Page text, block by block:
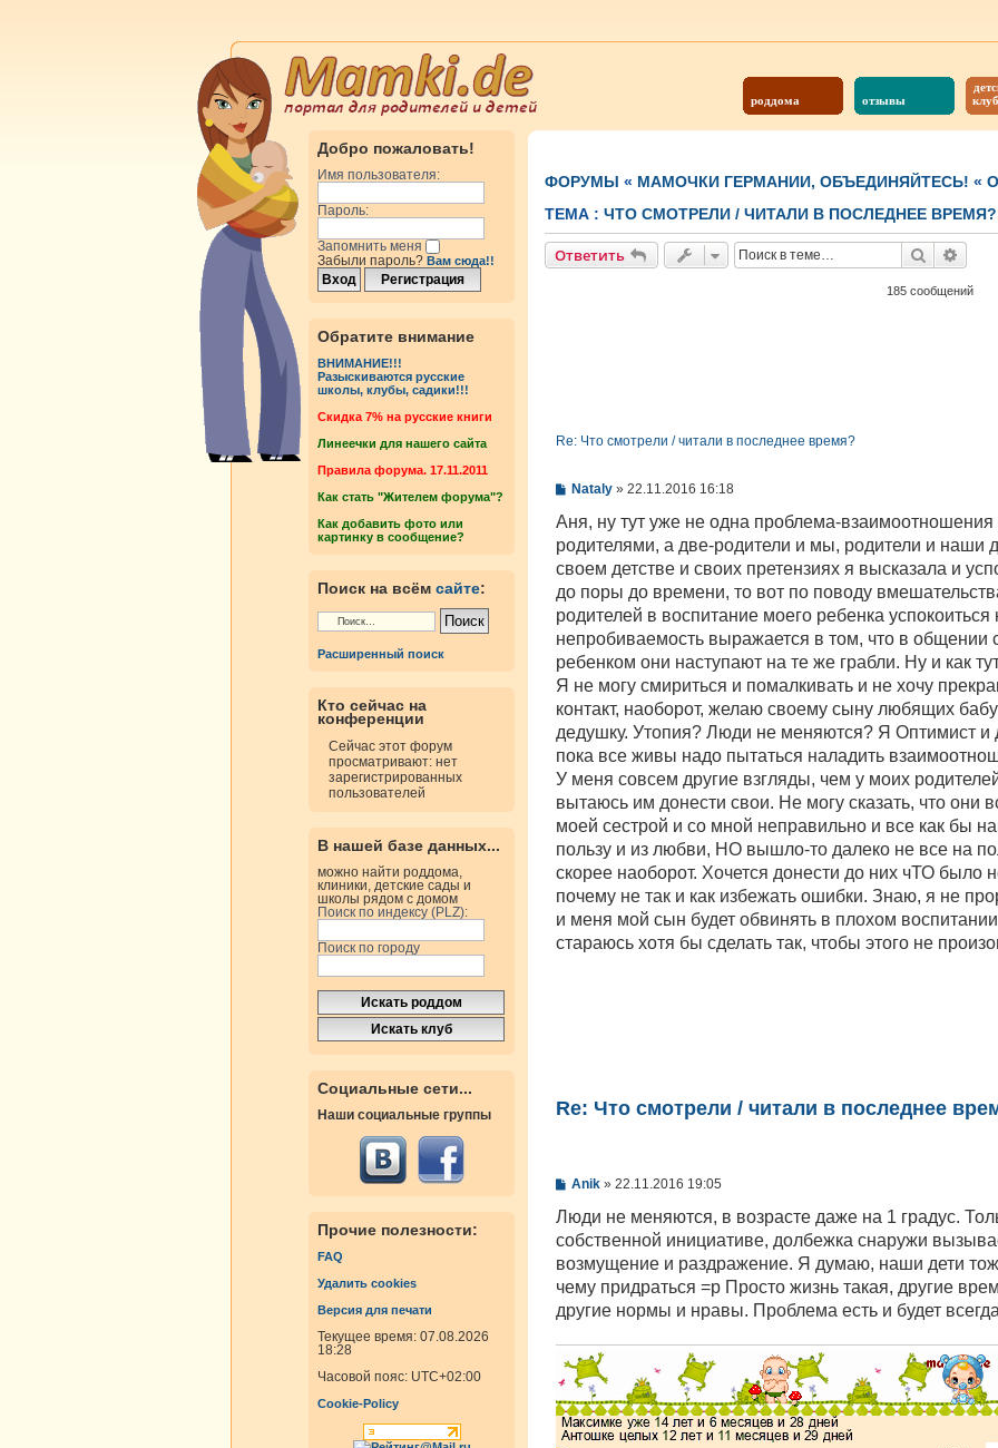
роддома отзывы
Добро пожаловать!
Имя пользователя:
Пароль:
Запомнить меня
Забыли пароль? Вам сюда!!
Обратите внимание
ВНИМАНИЕ!!!
Разыскиваются русские
школы, клубы, садики!!!
Cкидка 7% на русские книги
Линеечки для нашего сайта
Правила форума. 17.11.2011
Как стать "Жителем форума"?
Как добавить фото или
картинку в сообщение?
Поиск на всём сайте:
Расширенный поиск
Кто сейчас на
конференции
Сейчас этот форум
просматривают: нет
зарегистрированных
пользователей
В нашей базе данных...
можно найти роддома,
клиники, детские сады и
школы рядом с домом
Поиск по индексу (PLZ):
Поиск по городу
Социальные сети...
Наши социальные группы
Прочие полезности:
FAQ
Удалить cookies
Версия для печати
Текущее время: 07.08.2026
18:28
Часовой пояс: UTC+02:00
Cookie-Policy
ФОРУМЫ « МАМОЧКИ ГЕРМАНИИ, ОБЪЕДИНЯЙТЕСЬ! «
ТЕМА : ЧТО СМОТРЕЛИ / ЧИТАЛИ В ПОСЛЕДНЕЕ ВРЕМЯ?
Ответить Поиск
185 сообщений
Re: Что смотрели / читали в последнее время?
С
о
щ
е
и
е
Nataly » 22.11.2016 16:18
Аня, ну тут уже не одна проблема-взаимоотношения
родителями, а две-родители и мы, родители и наши
своем детстве и своих претензиях я высказала и
до поры до времени, то вот по поводу
родителей в воспитание моего ребенка успокоиться
непробиваемость выражается в том, что в общении
ребенком они наступают на те же грабли. Ну и как
Я не могу смириться и помалкивать и не хочу
контакт, наоборот, желаю своему сыну любящих
дедушку. Утопия? Люди не меняются? Я Оптимист и
пока все живы надо пытаться наладить
У меня совсем другие взгляды, чем у моих
вытаюсь им донести свои. Не могу сказать, что они
моей сестрой и со мной неправильно и все как бы
пользу и из любви, НО вышло-то далеко не все на
скорее наоборот. Хочется донести до них чТО было
почему не так и как избежать ошибки. Знаю, я не
и меня мой сын будет обвинять в плохом
стараюсь хотя бы сделать так, чтобы этого не
Re: Что смотрели / читали в последнее
С
о
щ
е
и
е
Anik » 22.11.2016 19:05
Люди не меняются, в возрасте даже на 1 градус.
собственной инициативе, долбежка снаружи
возмущение и раздражение. Я думаю, наши дети
чему придраться =р Просто жизнь такая, другие
другие нормы и нравы. Проблема есть и будет